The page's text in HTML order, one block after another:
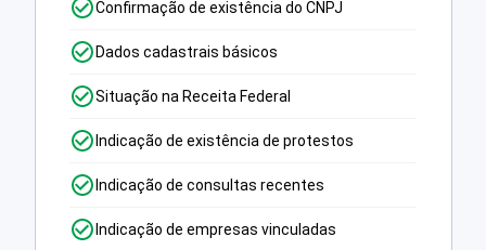
Confirmação de existência do CNPJ
Dados cadastrais básicos
Situação na Receita Federal
Indicação de existência de protestos
Indicação de consultas recentes
Indicação de empresas vinculadas